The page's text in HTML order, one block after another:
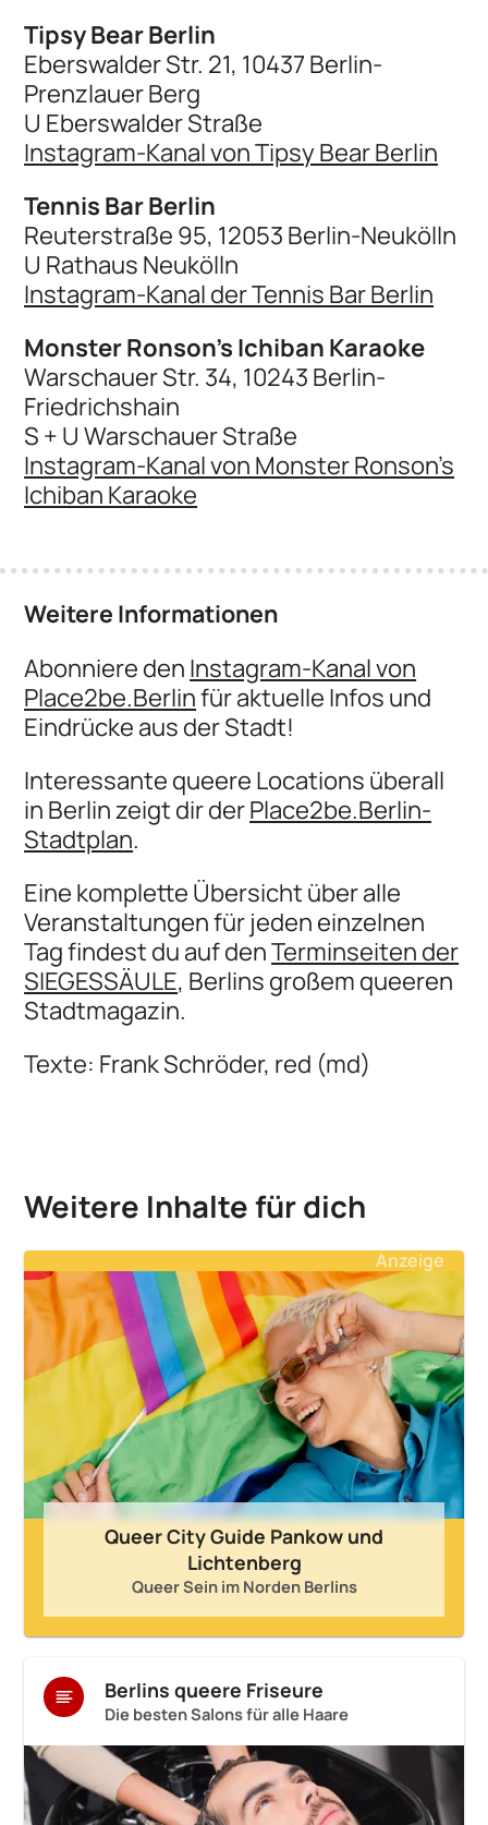
Tipsy Bear Berlin
Eberswalder Str. 21, 10437 Berlin-
Prenzlauer Berg
U Eberswalder Straße
Instagram-Kanal von Tipsy Bear Berlin
Tennis Bar Berlin
Reuterstraße 95, 12053 Berlin-Neukölln
U Rathaus Neukölln
Instagram-Kanal der Tennis Bar Berlin
Monster Ronson's Ichiban Karaoke
Warschauer Str. 34, 10243 Berlin-
Friedrichshain
S + U Warschauer Straße
Instagram-Kanal von Monster Ronson’s
Ichiban Karaoke
Weitere Informationen
Abonniere denInstagram-Kanal von
Place2be.Berlinfür aktuelle Infos und
Eindrücke aus der Stadt!
Interessante queere Locations überall
in Berlin zeigt dir derPlace2be.Berlin-
Stadtplan.
Eine komplette Übersicht über alle
Veranstaltungen für jeden einzelnen
Tag findest du auf denTerminseiten der
SIEGESSÄULE, Berlins großem queeren
Stadtmagazin.
Texte: Frank Schröder, red (md)
Weitere Inhalte für dich
Anzeige
Queer City Guide Pankow und
Lichtenberg
Queer Sein im Norden Berlins
Berlins queere Friseure
Die besten Salons für alle Haare